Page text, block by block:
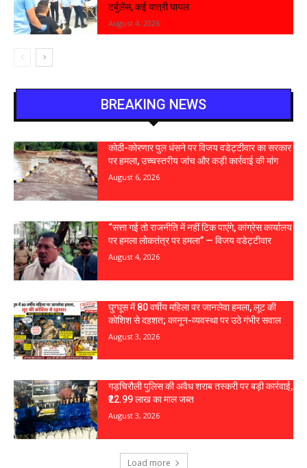
टर्बुलेंस, कई यात्री घायल
August 4, 2026
BREAKING NEWS
कोठी-कोरणार पुल धंसने पर विजय वडेट्टीवार का सरकार
पर हमला, उच्चस्तरीय जांच और कड़ी कार्रवाई की मांग
August 6, 2026
“सत्ता गई तो राजनीति में नहीं टिक पाएंगे, कांग्रेस कार्यालय
पर हमला लोकतंत्र पर हमला” — विजय वडेट्टीवार
August 4, 2026
घुग्घूस में 80 वर्षीय महिला पर जानलेवा हमला, लूट की
कोशिश से दहशत; कानून-व्यवस्था पर उठे गंभीर सवाल
August 3, 2026
गड़चिरौली पुलिस की अवैध शराब तस्करी पर बड़ी कार्रवाई,
₹22.99 लाख का माल जब्त
August 3, 2026
Load more